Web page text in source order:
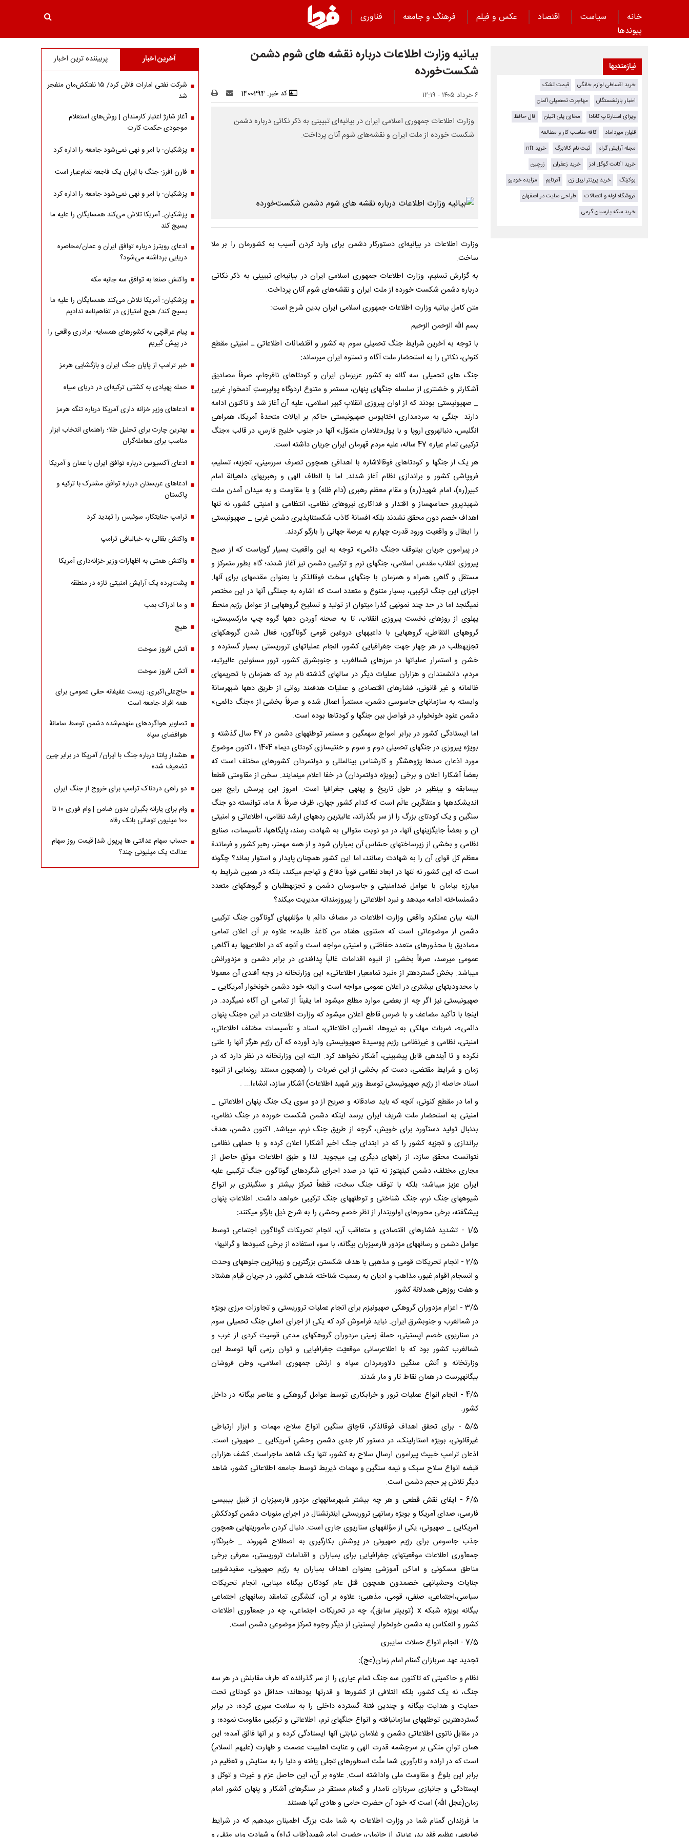
خانه سیاست اقتصاد عکس و فیلم فرهنگ و جامعه
فناوری
پیوند‌ها
بیانیه وزارت اطلاعات درباره نقشه های شوم دشمن
شکست‌خورده
۶ خرداد ۱۴۰۵ - ۱۲:۱۹ کد خبر: 1400294
وزارت اطلاعات جمهوری اسلامی ایران در بیانیه‌ای تبیینی به ذکر نکاتی درباره دشمن
شکست خورده از ملت ایران و نقشه‌های شوم آنان پرداخت.
وزارت اطلاعات در بیانیه‌ای دستورکار دشمن برای وارد کردن آسیب به کشورمان را بر ملا
ساخت.
به گزارش تسنیم، وزارت اطلاعات جمهوری اسلامی ایران در بیانیه‌ای تبیینی به ذکر نکاتی
درباره دشمن شکست خورده از ملت ایران و نقشه‌های شوم آنان پرداخت.
متن کامل بیانیه وزارت اطلاعات جمهوری اسلامی ایران بدین شرح است:
بسم الله الرّحمن الرّحیم
با توجه به آخرین شرایط جنگ تحمیلی سوم به کشور و اقتضائات اطلاعاتی ـ امنیتی مقطع
کنونی، نکاتی را به استحضار ملت آگاه و نستوه ایران میرساند:
جنگ های تحمیلی سه گانه به کشور عزیزمان ایران و کودتاهای نافرجام، صرفاً مصادیق
آشکارتر و خشنتری از سلسله جنگهای پنهان، مستمر و متنوع اردوگاه پولپرستِ آدمخوارِ غربی
_ صهیونیستی بودند که از اوان پیروزی انقلابِ کبیر اسلامی، علیه آن آغاز شد و تاکنون ادامه
دارند. جنگی به سردمداری اختاپوس صهیونیستی حاکم بر ایالات متحدۀ آمریکا، همراهی
انگلیس، دنبالهروی اروپا و با پول«غلامان متموّل» آنها در جنوب خلیج فارس، در قالب «جنگ
ترکیبی تمام عیار» 47 ساله، علیه مردم قهرمان ایران جریان داشته است.
هر یک از جنگها و کودتاهای فوقالاشاره با اهدافی همچون تصرف سرزمینی، تجزیه، تسلیم،
فروپاشی کشور و براندازی نظام آغاز شدند. اما با الطاف الهی و رهبریهای داهیانة امام
کبیر(ره)، امام شهید(ره) و مقام معظم رهبری (دام ظله) و با مقاومت و به میدان آمدن ملت
شهیدپرورِ حماسهساز و اقتدار و فداکاری نیروهای نظامی، انتظامی و امنیتی کشور، نه تنها
اهداف خصم دون محقق نشدند بلکه افسانة کاذب شکستناپذیری دشمن غربی _ صهیونیستی
را ابطال و واقعیت ورود قدرت چهارم به عرصة جهانی را بازگو کردند.
در پیرامون جریان بیتوقف «جنگ دائمی» توجه به این واقعیت بسیار گویاست که از صبح
پیروزی انقلاب مقدس اسلامی، جنگهای نرم و ترکیبی دشمن نیز آغاز شدند؛ گاه بطور متمرکز و
مستقل و گاهی همراه و همزمان با جنگهای سخت فوقالذکر یا بعنوان مقدمهای برای آنها.
اجزای این جنگ ترکیبی، بسیار متنوع و متعدد است که اشاره به جملگی آنها در این مختصر
نمیگنجد اما در حد چند نمونهی گذرا میتوان از تولید و تسلیح گروههایی از عوامل رژیم منحطّ
پهلوی از روزهای نخست پیروزی انقلاب، تا به صحنه آوردن دهها گروه چپ مارکسیستی،
گروههای التقاطی، گروههایی با داعیههای دروغین قومی گوناگون، فعال شدن گروهکهای
تجزیهطلب در هر چهار جهت جغرافیایی کشور، انجام عملیاتهای تروریستی بسیار گسترده و
خشن و استمرار عملیاتها در مرزهای شمالغرب و جنوبشرق کشور، ترور مسئولین عالیرتبه،
مردم، دانشمندان و هزاران عملیات دیگر در سالهای گذشته نام برد که همزمان با تحریمهای
ظالمانه و غیر قانونی، فشارهای اقتصادی و عملیات هدفمند روانی از طریق دهها شبهرسانة
وابسته به سازمانهای جاسوسی دشمن، مستمراً اعمال شده و صرفاً بخشی از «جنگ دائمی»
دشمن عنودِ خونخوار، در فواصل بین جنگها و کودتاها بوده است.
اما ایستادگی کشور در برابر امواج سهمگین و مستمر توطئههای دشمن در 47 سال گذشته و
بویژه پیروزی در جنگهای تحمیلی دوم و سوم و خنثیسازی کودتای دیماه 1404 ، اکنون موضوع
مورد اذعان صدها پژوهشگر و کارشناس بینالمللی و دولتمردان کشورهای مختلف است که
بعضاً آشکارا اعلان و برخی (بویژه دولتمردان) در خفا اعلام مینمایند. سخن از مقاومتی قطعاً
بیسابقه و بینظیر در طول تاریخ و پهنهی جغرافیا است. امروز این پرسش رایج بین
اندیشکدهها و متفکّرین عالَم است که کدام کشور جهان، ظرف صرفاً 8 ماه، توانسته دو جنگ
سنگین و یک کودتای بزرگ را از سر بگذراند، عالیترین ردههای ارشد نظامی، اطلاعاتی و امنیتی
آن و بعضاً جایگزینهای آنها، در دو نوبت متوالی به شهادت رسند، پایگاهها، تأسیسات، صنایع
نظامی و بخشی از زیرساختهای حسّاس آن بمباران شود و از همه مهمتر، رهبر کشور و فرماندة
معظم کل قوای آن را به شهادت رسانند، اما این کشور همچنان پایدار و استوار بماند؟ چگونه
است که این کشور نه تنها در ابعاد نظامی قویاً دفاع و تهاجم میکند، بلکه در همین شرایط به
مبارزه بیامان با عوامل ضدامنیتی و جاسوسان دشمن و تجزیهطلبان و گروهکهای متعدد
دشمنساخته ادامه میدهد و نبرد اطلاعاتی را پیروزمندانه مدیریت میکند؟
البته بیان عملکرد واقعی وزارت اطلاعات در مصاف دائم با مؤلفههای گوناگون جنگ ترکیبی
دشمن از موضوعاتی است که «مثنوی هفتاد من کاغذ طلبد»؛ علاوه بر آن اعلان تمامی
مصادیق با محذورهای متعدد حفاظتی و امنیتی مواجه است و آنچه که در اطلاعیهها به آگاهی
عمومی میرسد، صرفاً بخشی از انبوه اقدامات غالباً پدافندی در برابر دشمن و مزدورانش
میباشد. بخش گستردهتر از «نبرد تمامعیار اطلاعاتی» این وزارتخانه در وجه آفندی آن معمولاً
با محدودیتهای بیشتری در اعلان عمومی مواجه است و البته خود دشمن خونخوار آمریکایی _
صهیونیستی نیز اگر چه از بعضی موارد مطلع میشود اما یقیناً از تمامی آن آگاه نمیگردد. در
اینجا با تأکید مضاعف و با ضرس قاطع اعلان میشود که وزارت اطلاعات در این «جنگ پنهان
دائمی»، ضربات مهلکی به نیروها، افسران اطلاعاتی، اسناد و تأسیسات مختلف اطلاعاتی،
امنیتی، نظامی و غیرنظامی رژیم پوسیدة صهیونیستی وارد آورده که آن رژیم هرگز آنها را علنی
نکرده و تا آیندهی قابل پیشبینی، آشکار نخواهد کرد. البته این وزارتخانه در نظر دارد که در
زمان و شرایط مقتضی، دست کم بخشی از این ضربات را (همچون مستند رونمایی از انبوه
اسناد حاصله از رژیم صهیونیستی توسط وزیر شهید اطلاعات) آشکار سازد، انشاءا... .
و اما در مقطع کنونی، آنچه که باید صادقانه و صریح از دو سوی یک جنگ پنهان اطلاعاتی _
امنیتی به استحضار ملت شریف ایران برسد اینکه دشمن شکست خورده در جنگ نظامی،
بدنبال تولید دستآورد برای خویش، گرچه از طریق جنگ نرم، میباشد. اکنون دشمن، هدف
براندازی و تجزیه کشور را که در ابتدای جنگ اخیر آشکارا اعلان کرده و با حملهی نظامی
نتوانست محقق سازد، از راههای دیگری پی میجوید. لذا و طبق اطلاعات موثقِ حاصل از
مجاری مختلف، دشمن کینهتوز نه تنها در صدد اجرای شگردهای گوناگون جنگ ترکیبی علیه
ایران عزیز میباشد؛ بلکه با توقف جنگ سخت، قطعاً تمرکز بیشتر و سنگینتری بر انواع
شیوههای جنگ نرم، جنگ شناختی و توطئههای جنگ ترکیبی خواهد داشت. اطلاعاتِ پنهان
پیشگفته، برخی محورهای اولویتدار از نظر خصمِ وحشی را به شرح ذیل بازگو میکنند:
1/5 - تشدید فشارهای اقتصادی و متعاقب آن، انجام تحریکات گوناگون اجتماعی توسط
عوامل دشمن و رسانههای مزدور فارسیزبان بیگانه، با سوء استفاده از برخی کمبودها و گرانیها؛
2/5 - انجام تحریکات قومی و مذهبی با هدف شکستن بزرگترین و زیباترین جلوههای وحدت
و انسجام اقوام غیور، مذاهب و ادیان به رسمیت شناخته شدهی کشور، در جریان قیام هشتاد
و هفت روزهی همدلانة کشور.
3/5 - اعزام مزدوران گروهکی صهیونیزم برای انجام عملیات تروریستی و تجاوزات مرزی بویژه
در شمالغرب و جنوبشرق ایران. نباید فراموش کرد که یکی از اجزای اصلی جنگ تحمیلی سوم
در سناریوی خصم اپستینی، حملة زمینی مزدوران گروهکهای مدعی قومیت کردی از غرب و
شمالغرب کشور بود که با اطلاعرسانی موقعیّت جغرافیایی و توان رزمی آنها توسط این
وزارتخانه و آتش سنگین دلاورمردان سپاه و ارتش جمهوری اسلامی، وطن فروشان
بیگانهپرست در همان نقاط تار و مار شدند.
4/5 - انجام انواع عملیات ترور و خرابکاری توسط عوامل گروهکی و عناصر بیگانه در داخل
کشور.
5/5 - برای تحقق اهداف فوقالذکر، قاچاق سنگین انواع سلاح، مهمات و ابزار ارتباطی
غیرقانونی، بویژه استارلینک، در دستور کار جدی دشمن وحشیِ آمریکایی _ صهیونی است.
اذعان ترامپ خبیث پیرامون ارسال سلاح به کشور، تنها یک شاهد ماجراست. کشف هزاران
قبضه انواع سلاح سبک و نیمه سنگین و مهمات ذیربط توسط جامعه اطلاعاتی کشور، شاهد
دیگر تلاش پر حجم دشمن است.
6/5 - ایفای نقش قطعی و هر چه بیشتر شبهرسانههای مزدور فارسیزبان از قبیل بیبیسی
فارسی، صدای آمریکا و بویژه رسانهی تروریستی اینترنشنال در اجرای منویات دشمن کودککش
آمریکایی _ صهیونی، یکی از مؤلفههای سناریوی جاری است. دنبال کردن مأموریتهایی همچون
جذب جاسوس برای رژیم صهیونی در پوشش بکارگیری به اصطلاح شهروند _ خبرنگار،
جمعآوری اطلاعات موقعیتهای جغرافیایی برای بمباران و اقدامات تروریستی، معرفی برخی
مناطق مسکونی و اماکن آموزشی بعنوان اهداف بمباران به رژیم صهیونی، سفیدشویی
جنایات وحشیانهی خصمدون همچون قتل عام کودکان بیگناه مینابی، انجام تحریکات
سیاسی،اجتماعی، صنفی، قومی، مذهبی؛ علاوه بر آن، کنشگری تمامقد رسانههای اجتماعی
بیگانه بویژه شبکه x (توییتر سابق)، چه در تحریکات اجتماعی، چه در جمعآوری اطلاعات
کشور و انعکاس به دشمن خونخوار اپستینی از دیگر وجوه تمرکز موضوعی دشمن است.
7/5 - انجام انواع حملات سایبری
تجدید عهد سربازان گمنام امام زمان(عج):
نظام و حاکمیتی که تاکنون سه جنگ تمام عیاری را از سر گذرانده که طرف مقابلش در هر سه
جنگ، نه یک کشور، بلکه ائتلافی از کشورها و قدرتها بودهاند؛ حداقل دو کودتای تحت
حمایت و هدایت بیگانه و چندین فتنة گسترده داخلی را به سلامت سپری کرده؛ در برابر
گستردهترین توطئههای سازمانیافته و انواع جنگهای نرم، اطلاعاتی و ترکیبی مقاومت نموده؛ و
در مقابل ناتوی اطلاعاتی دشمن و غلامان نیابتی آنها ایستادگی کرده و بر آنها فائق آمده؛ این
همان توانِ متکی بر سرچشمه قدرت الهی و عنایت اهلبیت عصمت و طهارت (علیهم السلام)
است که در اراده و تابآوری شما ملّت اسطورهای تجلی یافته و دنیا را به ستایش و تعظیم در
برابر این بلوغ و مقاومت ملی واداشته است. علاوه بر آن، این حاصل عزم و غیرت و توکل و
ایستادگی و جانبازی سربازان نامدار و گمنام مستقر در سنگرهای آشکار و پنهان کشور امام
زمان(عجل الله) است که خود آن حضرت حامی و هادی آنها هستند.
ما فرزندان گمنام شما در وزارت اطلاعات به شما ملت بزرگ اطمینان میدهیم که در شرایط
نیازمندیها
خرید اقساطی لوازم خانگی
قیمت تشک
اخبار بازنشستگان
مهاجرت تحصیلی آلمان
ویزای استارتاپ کانادا
مخازن پلی اتیلن
فال حافظ
قلیان میرداماد
کافه مناسب کار و مطالعه
مجله آرایش گرام
ثبت نام کالابرگ
خرید nft
خرید اکانت گوگل ادز
خرید زعفران
زرچین
بوکینگ
خرید پرینتر لیبل زن آفرتایم
مزایده خودرو
فروشگاه لوله و اتصالات
طراحی سایت در اصفهان
خرید سکه پارسیان گرمی
آخرین اخبار پربیننده ترین اخبار
شرکت نفتی امارات فاش کرد/ ۱۵ نفتکش‌مان منفجر
شد
آغاز شارژ اعتبار کارمندان | روش‌های استعلام
موجودی حکمت کارت
پزشکیان: با امر و نهی نمی‌شود جامعه را اداره کرد
فارن افرز: جنگ با ایران یک فاجعه تمام‌عیار است
پزشکیان: با امر و نهی نمی‌شود جامعه را اداره کرد
پزشکیان: آمریکا تلاش می‌کند همسایگان را علیه ما
بسیج کند
ادعای رویترز درباره توافق ایران و عمان/محاصره
دریایی برداشته می‌شود؟
واکنش صنعا به توافق سه جانبه مکه
پزشکیان: آمریکا تلاش می‌کند همسایگان را علیه ما
بسیج کند/ هیچ امتیازی در تفاهم‌نامه ندادیم
پیام عراقچی به کشورهای همسایه: برادری واقعی را
در پیش گیریم
خبر ترامپ از پایان جنگ ایران و بازگشایی هرمز
حمله پهپادی به کشتی ترکیه‌ای در دریای سیاه
ادعاهای وزیر خزانه داری آمریکا درباره تنگه هرمز
بهترین چارت برای تحلیل طلا؛ راهنمای انتخاب ابزار
مناسب برای معامله‌گران
ادعای آکسیوس درباره توافق ایران با عمان و آمریکا
ادعاهای عربستان درباره توافق مشترک با ترکیه و
پاکستان
ترامپ جنایتکار، سوئیس را تهدید کرد
واکنش بقائی به خیالبافی ترامپ
واکنش همتی به اظهارات وزیر خزانه‌داری آمریکا
پشت‌پرده یک آرایش امنیتی تازه در منطقه
و ما ادراک بمب
هیچ
آتش افروز سوخت
آتش افروز سوخت
حاج‌علی‌اکبری: زیست عفیفانه حقی عمومی برای
همه افراد جامعه است
تصاویر هواگردهای منهدم‌شده دشمن توسط سامانۀ
هوافضای سپاه
هشدار پانتا درباره جنگ با ایران/ آمریکا در برابر چین
تضعیف شده
دو راهی دردناک ترامپ برای خروج از جنگ ایران
وام برای یارانه بگیران بدون ضامن | وام فوری ۱۰ تا
۱۰۰ میلیون تومانی بانک رفاه
حساب سهام عدالتی ها پرپول شد| قیمت روز سهام
عدالت یک میلیونی چند؟